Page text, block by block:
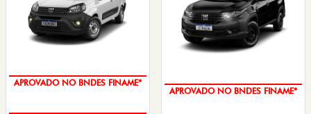
APROVADO NO BNDES FINAME*
APROVADO NO BNDES FINAME*